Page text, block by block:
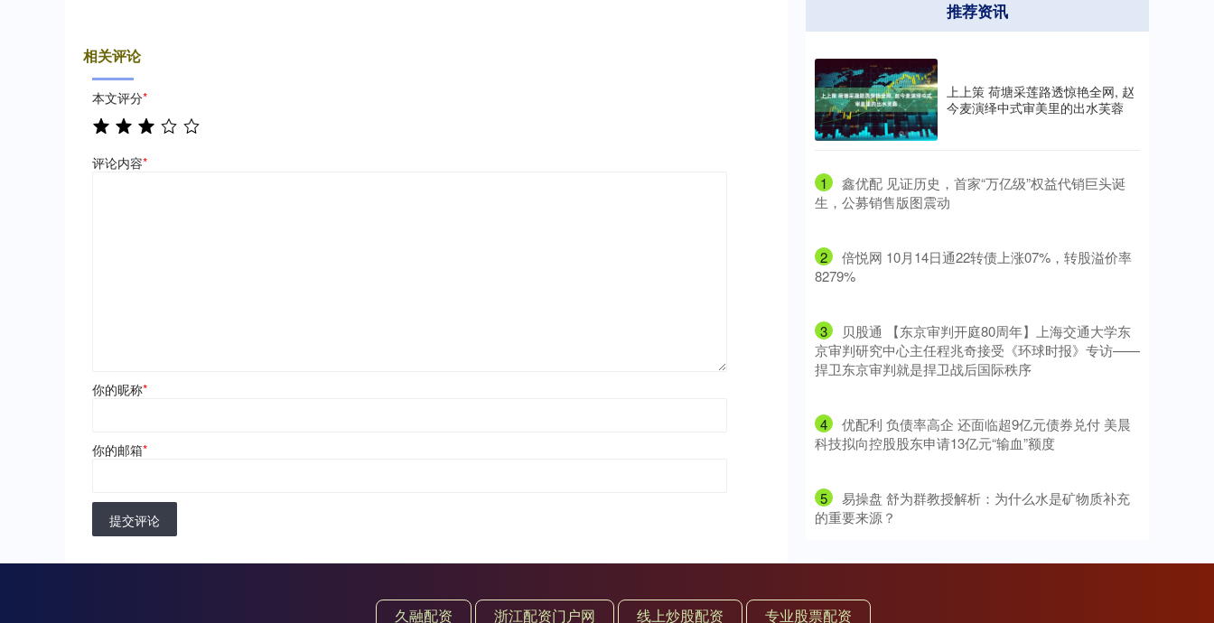
相关评论
本文评分*
评论内容*
你的昵称*
你的邮箱*
提交评论
推荐资讯
上上策 荷塘采莲路透惊艳全网, 赵
今麦演绎中式审美里的出水芙蓉
1
​鑫优配 见证历史，首家“万亿级”权益代销巨头诞
生，公募销售版图震动
2
​倍悦网 10月14日通22转债上涨07%，转股溢价率
8279%
3
​贝股通 【东京审判开庭80周年】上海交通大学东
京审判研究中心主任程兆奇接受《环球时报》专访——
捍卫东京审判就是捍卫战后国际秩序
4
​优配利 负债率高企 还面临超9亿元债券兑付 美晨
科技拟向控股股东申请13亿元“输血”额度
5
​易操盘 舒为群教授解析：为什么水是矿物质补充
的重要来源？
久融配资 浙江配资门户网 线上炒股配资 专业股票配资